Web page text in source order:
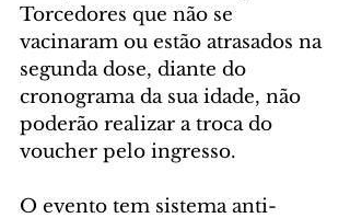
Torcedores que não se
vacinaram ou estão atrasados na
segunda dose, diante do
cronograma da sua idade, não
poderão realizar a troca do
voucher pelo ingresso.
O evento tem sistema anti-